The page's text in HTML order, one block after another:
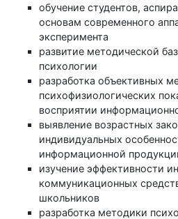
обучение студентов,
основам современного
эксперимента
развитие методической
психологии
разработка объективных
психофизиологических
восприятии
выявление возрастных
индивидуальных
информационной
изучение эффективности
коммуникационных
школьников
разработка методики